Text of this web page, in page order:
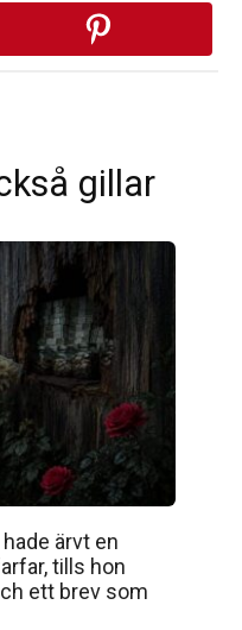
gillar
ärvt en
tills hon
ett brev som